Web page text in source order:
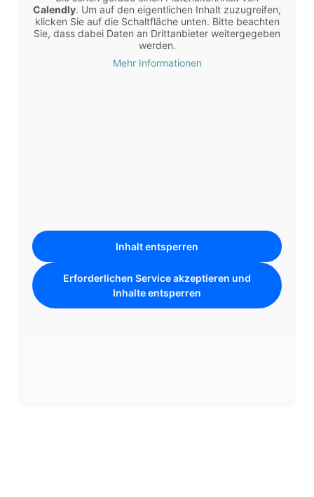
Calendly. Um auf den eigentlichen Inhalt zuzugreifen,
klicken Sie auf die Schaltfläche unten. Bitte beachten
Sie, dass dabei Daten an Drittanbieter weitergegeben
werden.
Mehr Informationen
Inhalt entsperren
Erforderlichen Service akzeptieren und
Inhalte entsperren